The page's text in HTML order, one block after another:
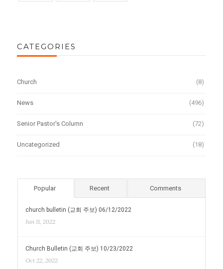
CATEGORIES
Church (8)
News (496)
Senior Pastor's Column (72)
Uncategorized (18)
Popular Recent Comments
church bulletin (교회 주보) 06/12/2022
Jun 11, 2022
Church Bulletin (교회 주보) 10/23/2022
Oct 22, 2022